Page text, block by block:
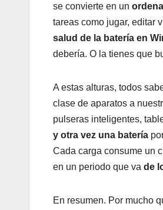
se convierte en un
tareas como jugar, editar
salud de la batería en
debería. O la tienes que
A estas alturas, todos
clase de aparatos a
pulseras inteligentes,
y otra vez una batería
Cada carga consume un
en un periodo que va de
En resumen. Por mucho